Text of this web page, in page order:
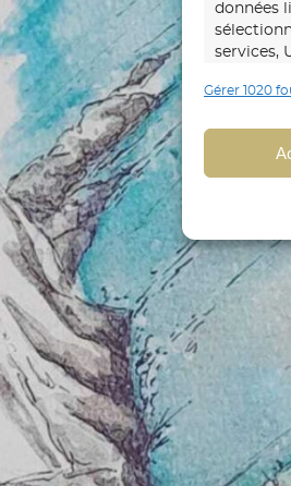
données
services,
Mettre
d’autres
Assurer
réparer
du
matière
Gérer 1020